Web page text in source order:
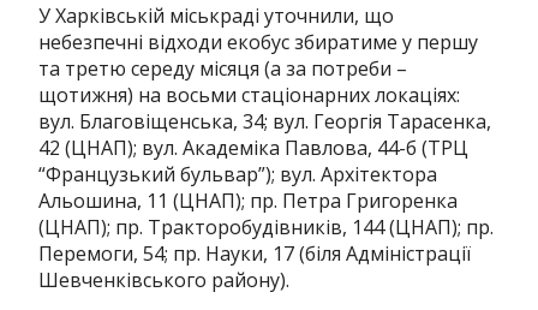
У Харківській міськраді уточнили, що
небезпечні відходи екобус збиратиме у першу
та третю середу місяця (а за потреби –
щотижня) на восьми стаціонарних локаціях:
вул. Благовіщенська, 34; вул. Георгія Тарасенка,
42 (ЦНАП); вул. Академіка Павлова, 44-б (ТРЦ
“Французький бульвар”); вул. Архітектора
Альошина, 11 (ЦНАП); пр. Петра Григоренка
(ЦНАП); пр. Тракторобудівників, 144 (ЦНАП); пр.
Перемоги, 54; пр. Науки, 17 (біля Адміністрації
Шевченківського району).